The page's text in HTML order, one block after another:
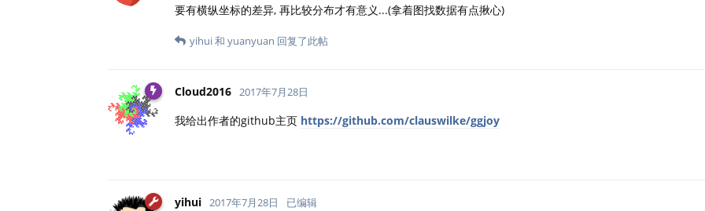
要有横纵坐标的差异, 再比较分布才有意义...(拿着图找数据有点揪心)
yihui和 yuanyuan 回复了此帖
Cloud2016 2017年7月28日
我给出作者的github主页 https://github.com/clauswilke/ggjoy
yihui 2017年7月28日 已编辑